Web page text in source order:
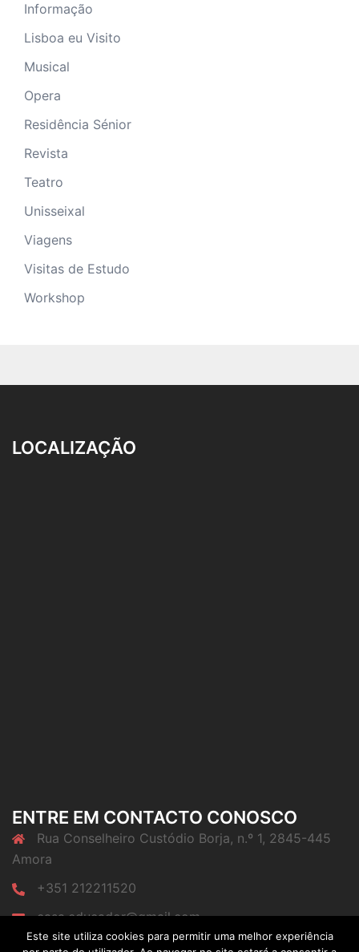
Informação
Lisboa eu Visito
Musical
Opera
Residência Sénior
Revista
Teatro
Unisseixal
Viagens
Visitas de Estudo
Workshop
LOCALIZAÇÃO
ENTRE EM CONTACTO CONOSCO
Rua Conselheiro Custódio Borja, n.º 1, 2845-445
Amora
+351 212211520
casa.educador@gmail.com
Este site utiliza cookies para permitir uma melhor experiência